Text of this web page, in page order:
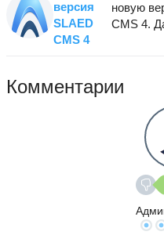
версия
SLAED
CMS 4
новую
CMS 4.
Комментарии